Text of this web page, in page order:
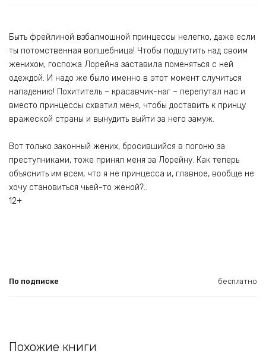
Быть фрейлиной взбалмошной принцессы нелегко, даже если
ты потомственная волшебница! Чтобы подшутить над своим
женихом, госпожа Лорейна заставила поменяться с ней
одеждой. И надо же было именно в этот момент случиться
нападению! Похититель – красавчик-наг – перепутал нас и
вместо принцессы схватил меня, чтобы доставить к принцу
вражеской страны и вынудить выйти за него замуж.
Вот только законный жених, бросившийся в погоню за
преступниками, тоже принял меня за Лорейну. Как теперь
объяснить им всем, что я не принцесса и, главное, вообще не
хочу становиться чьей-то женой?..
12+
По подписке бесплатно
Похожие книги